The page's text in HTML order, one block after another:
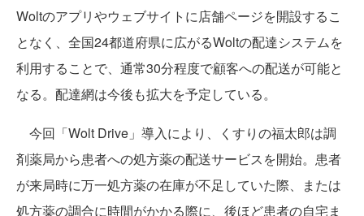
Woltのアプリやウェブサイトに店舗ページを開設するこ
となく、全国24都道府県に広がるWoltの配達システムを
利用することで、通常30分程度で顧客への配送が可能と
なる。配達網は今後も拡大を予定している。
今回「Wolt Drive」導入により、くすりの福太郎は調
剤薬局から患者への処方薬の配送サービスを開始。患者
が来局時に万一処方薬の在庫が不足していた際、または
処方薬の調合に時間がかかる際に、後ほど患者の自宅ま